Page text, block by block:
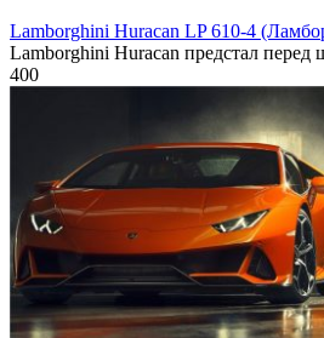
Lamborghini Huracan LP 610-4
Lamborghini Huracan предстал перед
400